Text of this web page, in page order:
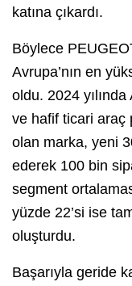
katına çıkardı.
Böylece
Avrupa’nın en
oldu. 2024
ve hafif ticari araç
olan marka, yeni
ederek 100 bin
segment
yüzde 22’si ise
oluşturdu.
Başarıyla geride